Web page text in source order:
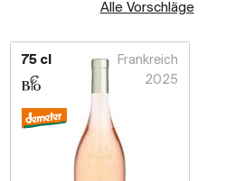
Alle Vorschläge
75 cl
Frankreich
2025